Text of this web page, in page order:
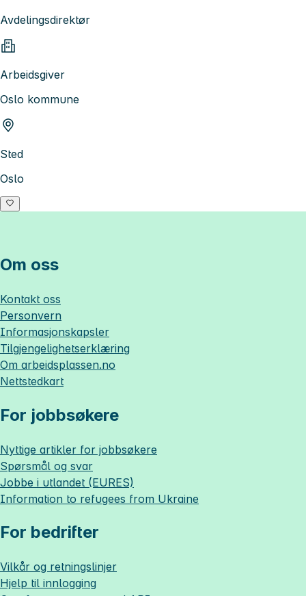
Avdelingsdirektør
Arbeidsgiver
Oslo kommune
Sted
Oslo
Om oss
Kontakt oss
Personvern
Informasjonskapsler
Tilgjengelighetserklæring
Om arbeidsplassen.no
Nettstedkart
For jobbsøkere
Nyttige artikler for jobbsøkere
Spørsmål og svar
Jobbe i utlandet (EURES)
Information to refugees from Ukraine
For bedrifter
Vilkår og retningslinjer
Hjelp til innlogging